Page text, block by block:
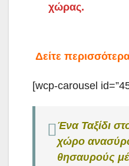
χώρας.
Δείτε
[wcp-carousel
Ένα Ταξίδι
χώρο
θησαυρούς